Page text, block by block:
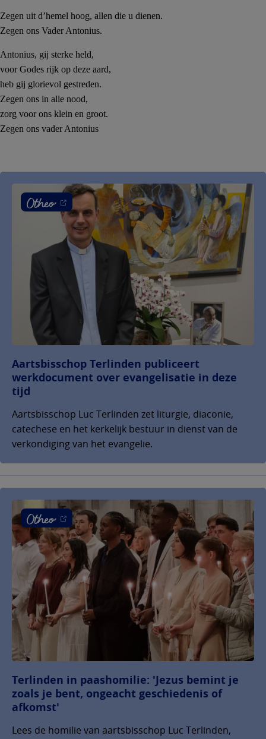
Zegen uit d’hemel hoog, allen die u dienen.
Zegen ons Vader Antonius.
Antonius, gij sterke held,
voor Godes rijk op deze aard,
heb gij glorievol gestreden.
Zegen ons in alle nood,
zorg voor ons klein en groot.
Zegen ons vader Antonius
Aartsbisschop Terlinden publiceert
werkdocument over evangelisatie in deze
tijd
Aartsbisschop Luc Terlinden zet liturgie, diaconie,
catechese en het kerkelijk bestuur in dienst van de
verkondiging van het evangelie.
Terlinden in paashomilie: 'Jezus bemint je
zoals je bent, ongeacht geschiedenis of
afkomst'
Lees de homilie van aartsbisschop Luc Terlinden,